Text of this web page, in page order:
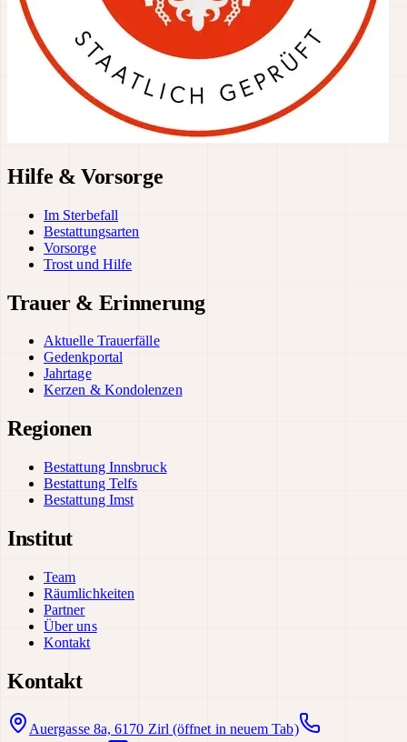
Hilfe & Vorsorge
Im Sterbefall
Bestattungsarten
Vorsorge
Trost und Hilfe
Trauer & Erinnerung
Aktuelle Trauerfälle
Gedenkportal
Jahrtage
Kerzen & Kondolenzen
Regionen
Bestattung Innsbruck
Bestattung Telfs
Bestattung Imst
Institut
Team
Räumlichkeiten
Partner
Über uns
Kontakt
Kontakt
Auergasse 8a, 6170 Zirl (öffnet in neuem Tab)